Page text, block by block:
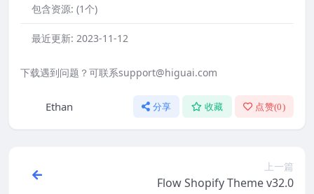
包含资源: (1个)
最近更新: 2023-11-12
下载遇到问题？可联系support@higuai.com
Ethan 分享 收藏 点赞(0)
上一篇
Flow Shopify Theme v32.0